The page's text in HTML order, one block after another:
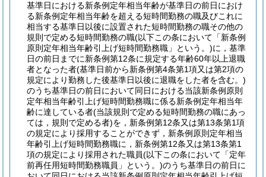
基準日における新条例定年相当年齢が基準日の前日におけ
る新条例定年相当年齢を超える短時間勤務の職及びこれに
相当する基準日以後に設置された短時間勤務の職その他の
規則で定める短時間勤務の職(以下この条において「新条例
原則定年相当年齢引上げ短時間勤務職」という。)に，基準
日の前日までに新条例第12条に規定する年齢60年以上退職
者となった者(基準日前から新条例第4条第1項又は第2項の
規定により勤務した後基準日以後に退職をした者を含む。)
のうち基準日の前日において同日における当該新条例原則
定年相当年齢引上げ短時間勤務職に係る新条例定年相当年
齢に達している者(当該規則で定める短時間勤務の職にあっ
ては，規則で定める者)を，新条例第12条又は第13条第1項
の規定により採用することができず，新条例原則定年相当
年齢引上げ短時間勤務職に，新条例第12条又は第13条第1
項の規定により採用された職員(以下この条において「定年
前再任用短時間勤務職員」という。)のうち基準日の前日に